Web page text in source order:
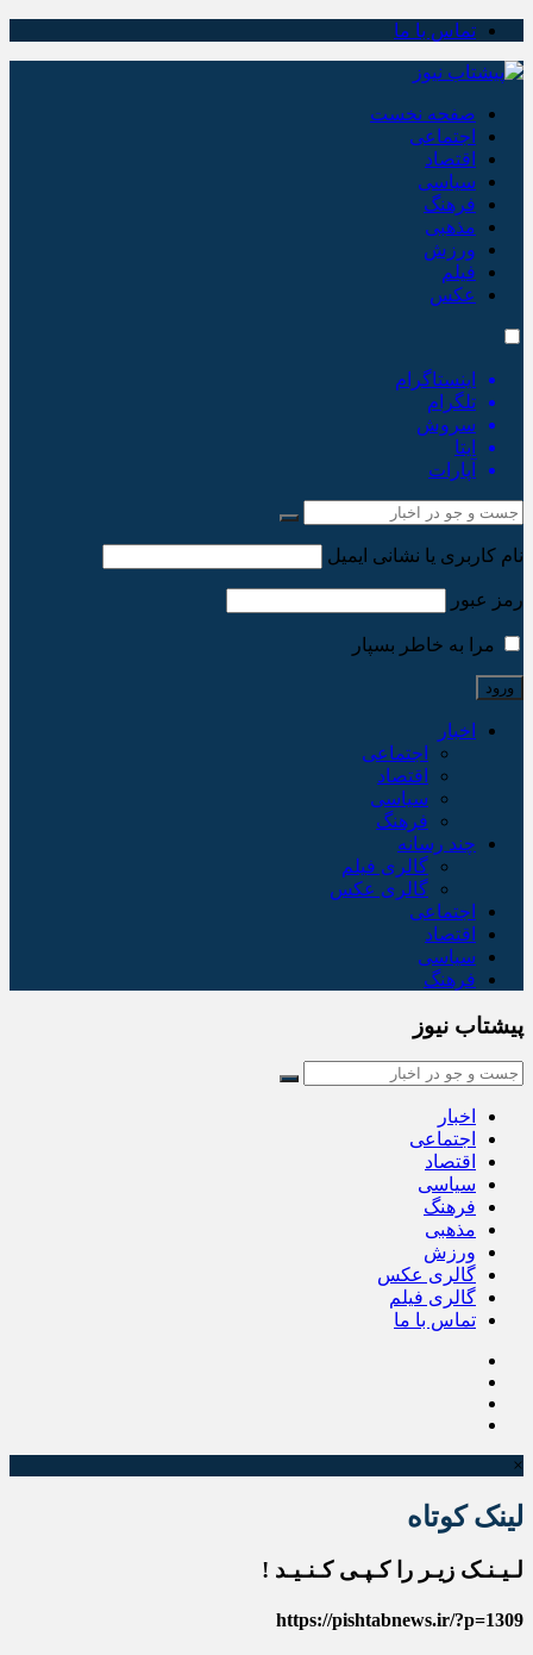
تماس با ما
صفحه نخست
اجتماعی
اقتصاد
سیاسی
فرهنگ
مذهبی
ورزش
فیلم
عکس
اینستاگرام
تلگرام
سروش
ایتا
آپارات
نام کاربری یا نشانی ایمیل
رمز عبور
مرا به خاطر بسپار
اخبار
اجتماعی
اقتصاد
سیاسی
فرهنگ
چند رسانه
گالری فیلم
گالری عکس
اجتماعی
اقتصاد
سیاسی
فرهنگ
پیشتاب نیوز
اخبار
اجتماعی
اقتصاد
سیاسی
فرهنگ
مذهبی
ورزش
گالری عکس
گالری فیلم
تماس با ما
×
لینک کوتاه
لـیـنـک زیـر را کـپـی کـنـیـد !
https://pishtabnews.ir/?p=1309